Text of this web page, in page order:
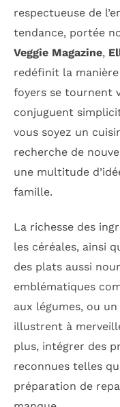
respectueuse de
tendance, portée
Veggie Magazine,
redéfinit la
foyers se tournent
conjuguent
vous soyez un
recherche de
une multitude
famille.
La richesse des
les céréales, ainsi
des plats aussi
emblématiques
aux légumes, ou
illustrent à
plus, intégrer des
reconnues telles
préparation de